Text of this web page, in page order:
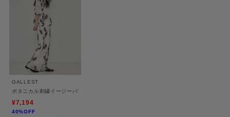
＊＊＊＊＊＊＊＊＊＊＊＊＊＊＊＊＊＊＊＊＊＊＊＊＊＊＊＊＊
気になるアイテムは【お気に入り登録】がおすすめ！
気になるアイテムのページにある「ハートマーク」をクリックして簡単に追
加できます。
登録すると、再入荷通知やお値下げ情報をメルマガにてお知らせします。
マイページにてお気に入り一覧もチェックできます。
＊＊＊＊＊＊＊＊＊＊＊＊＊＊＊＊＊＊＊＊＊＊＊＊＊＊＊＊＊
GALLEST
ボタニカル刺繍イージーパンツ【セットアップ可能】
¥7,194
40%OFF